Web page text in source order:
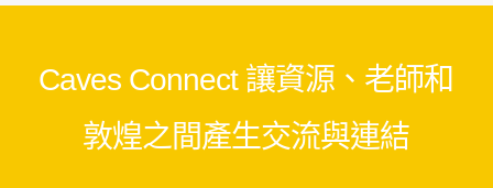
Caves Connect 讓資源、老師和
敦煌之間產生交流與連結